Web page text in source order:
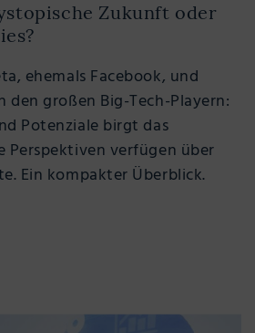
Zukunft oder
ehemals Facebook, und
großen Big-Tech-Playern:
Potenziale birgt das
Perspektiven verfügen über
Ein kompakter Überblick.